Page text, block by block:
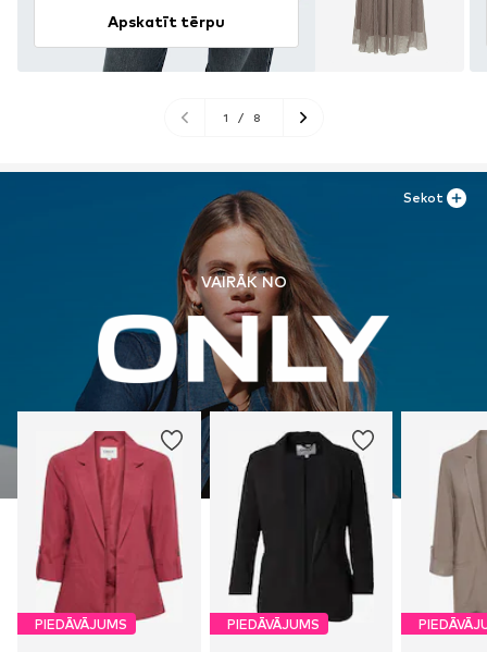
Apskatīt tērpu
1 / 8
VAIRĀK NO
PIEDĀVĀJUMS PIEDĀVĀJUMS
Sekot